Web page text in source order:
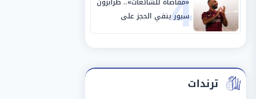
سبور ينفي الحجز على
مستحقات محمد صلاح
ترندات